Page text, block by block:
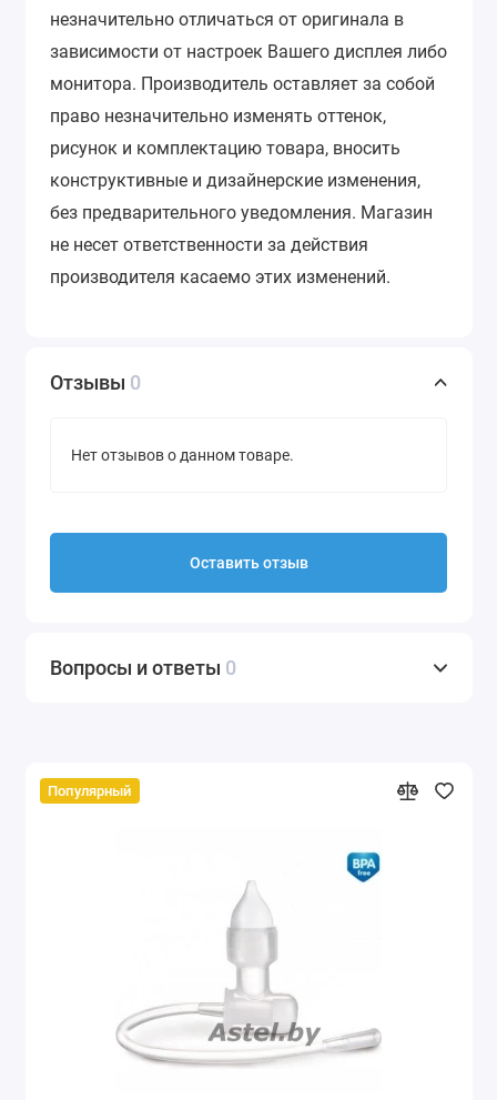
незначительно отличаться от оригинала в
зависимости от настроек Вашего дисплея либо
монитора. Производитель оставляет за собой
право незначительно изменять оттенок,
рисунок и комплектацию товара, вносить
конструктивные и дизайнерские изменения,
без предварительного уведомления. Магазин
не несет ответственности за действия
производителя касаемо этих изменений.
Отзывы 0
Нет отзывов о данном товаре.
Оставить отзыв
Вопросы и ответы 0
Популярный